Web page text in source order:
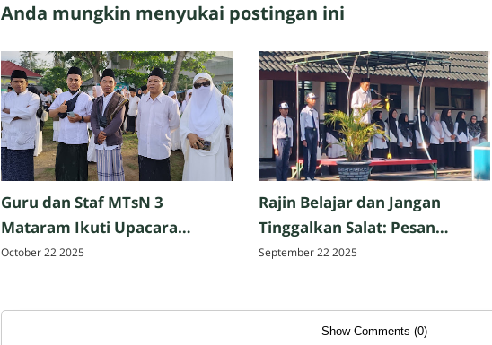
Anda mungkin menyukai postingan ini
Guru dan Staf MTsN 3
Mataram Ikuti Upacara
Peringatan Hari Santri
October 22 2025
Rajin Belajar dan Jangan
Tinggalkan Salat: Pesan
Perpisahan Hazmi Hakim,
September 22 2025
Show Comments (0)